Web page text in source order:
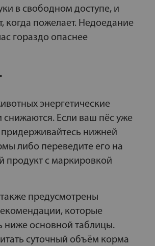
в свободном доступе, и
когда пожелает. Недоедание
гораздо опаснее
энергетические
снижаются. Если ваш пёс уже
придерживайтесь нижней
либо переведите его на
продукт с маркировкой
предусмотрены
которые
ниже основной таблицы.
суточный объём корма